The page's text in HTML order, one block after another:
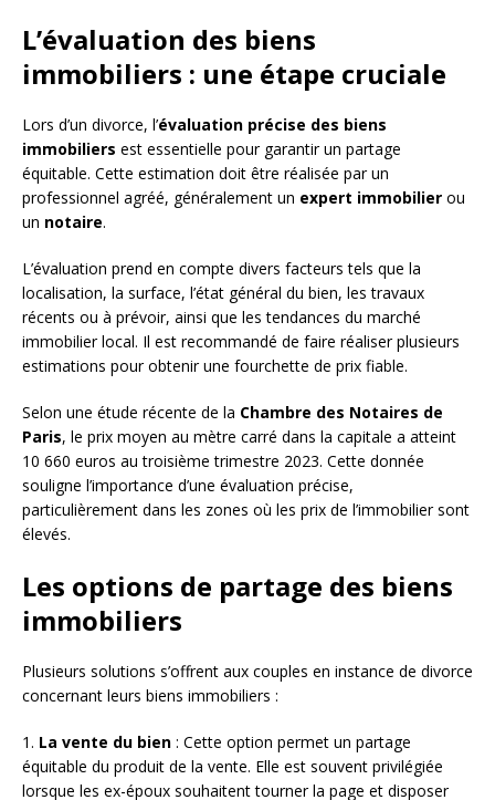
L’évaluation des biens
immobiliers : une étape cruciale
Lors d’un divorce, l’évaluation précise des biens
immobiliers est essentielle pour garantir un partage
équitable. Cette estimation doit être réalisée par un
professionnel agréé, généralement un expert immobilier ou
un notaire.
L’évaluation prend en compte divers facteurs tels que la
localisation, la surface, l’état général du bien, les travaux
récents ou à prévoir, ainsi que les tendances du marché
immobilier local. Il est recommandé de faire réaliser plusieurs
estimations pour obtenir une fourchette de prix fiable.
Selon une étude récente de la Chambre des Notaires de
Paris, le prix moyen au mètre carré dans la capitale a atteint
10 660 euros au troisième trimestre 2023. Cette donnée
souligne l’importance d’une évaluation précise,
particulièrement dans les zones où les prix de l’immobilier sont
élevés.
Les options de partage des biens
immobiliers
Plusieurs solutions s’offrent aux couples en instance de divorce
concernant leurs biens immobiliers :
1. La vente du bien : Cette option permet un partage
équitable du produit de la vente. Elle est souvent privilégiée
lorsque les ex-époux souhaitent tourner la page et disposer